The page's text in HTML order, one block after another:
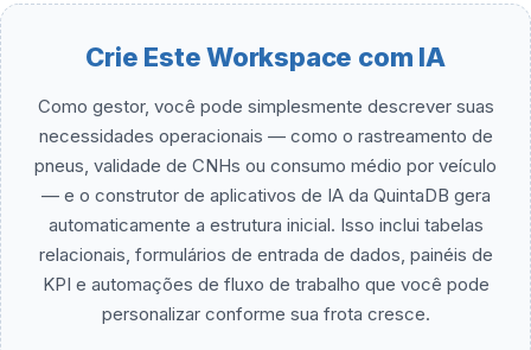
Crie Este Workspace com IA
Como gestor, você pode simplesmente descrever suas
necessidades operacionais — como o rastreamento de
pneus, validade de CNHs ou consumo médio por veículo
— e o construtor de aplicativos de IA da QuintaDB gera
automaticamente a estrutura inicial. Isso inclui tabelas
relacionais, formulários de entrada de dados, painéis de
KPI e automações de fluxo de trabalho que você pode
personalizar conforme sua frota cresce.